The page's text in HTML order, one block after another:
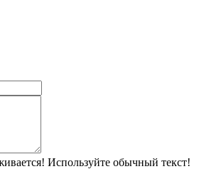
Используйте обычный текст!